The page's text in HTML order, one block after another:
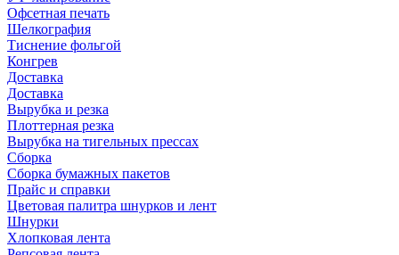
Офсетная печать
Шелкография
Тиснение фольгой
Конгрев
Доставка
Доставка
Вырубка и резка
Плоттерная резка
Вырубка на тигельных прессах
Сборка
Сборка бумажных пакетов
Прайс и справки
Цветовая палитра шнурков и лент
Шнурки
Хлопковая лента